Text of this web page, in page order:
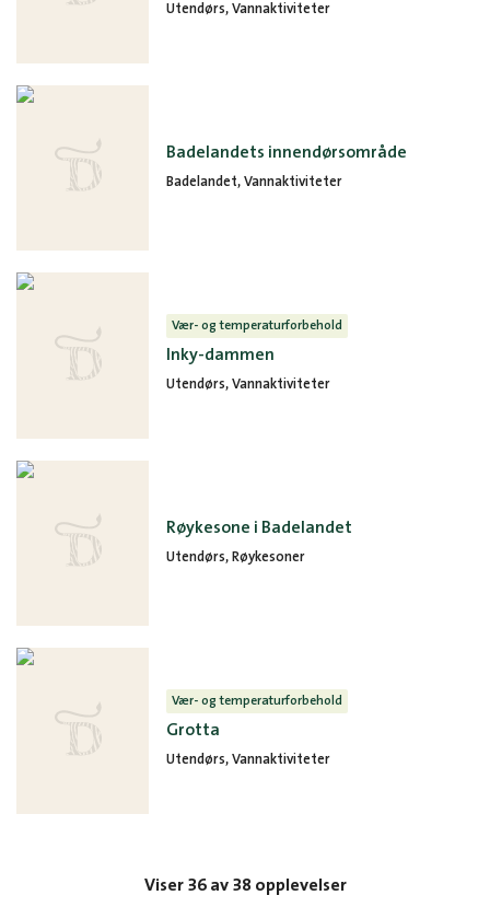
Utendørs, Vannaktiviteter
Badelandets innendørsområde
Badelandet, Vannaktiviteter
Vær- og temperaturforbehold
Inky-dammen
Utendørs, Vannaktiviteter
Røykesone i Badelandet
Utendørs, Røykesoner
Vær- og temperaturforbehold
Grotta
Utendørs, Vannaktiviteter
Viser 36 av 38 opplevelser